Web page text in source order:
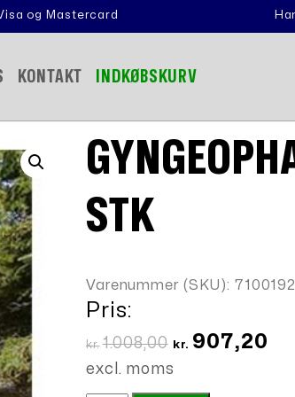
og Mastercard
KONTAKT INDKØBSKURV
STK
Varenummer (SKU): 7100192
Pris:
kr. 1.008,00
Den
kr. 907,20
excl. moms